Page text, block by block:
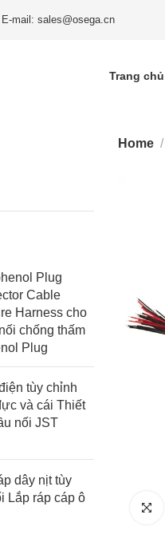
E-mail: sales@osega.cn
Trang chủ
Home
Plug
Cable
Harness cho
chống thấm
Plug
tùy chỉnh
và cái Thiết
nối JST
dây nịt tùy
Lắp ráp cáp ô